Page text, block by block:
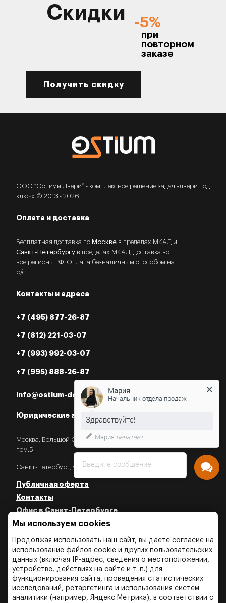
Скидки -5%
при
повторном
заказе
Получить скидку
ООО “Остиум Двери” - комплексное решение задач «двери под
ключ» © 2013 - 2026
Оплата и доставка
Бесплатная доставка по Москве в пределах МКАД и
Санкт-Петербургу в пределах МКАД, доставка во
все регионы РФ. Оплата безналичным способом на
р/с.
Контакты и адреса
+7 (495) 877-26-87
+7 (812) 221-03-07
+7 (993) 992-03-07
+7 (995) 888-26-87
info@ostium-doors.ru
Юридические адреса в РФ
Москва, Большой Староданиловский пер., 2с7,
пом.5.
Санкт-Петербург, ул. Некрасова, 18.
Публичная оферта
Контакты
Офис в Санкт-Петербурге
Политика конфиденциальности
Политика об использовании Cookies
Политика об обработки персональных данных
Мы используем cookies
Продолжая использовать наш сайт, вы даёте согласие на
использование файлов cookie и других пользовательских
данных (включая IP-адрес, сведения о местоположении,
устройстве, действиях на сайте и т. п.) для
функционирования сайта, проведения статистических
исследований, ретаргетинга и использования систем
аналитики (например, Яндекс.Метрика), в соответствии с
Введите сообщение
Мария
Начальник отдела продаж
Здравствуйте!
Мария печатает...